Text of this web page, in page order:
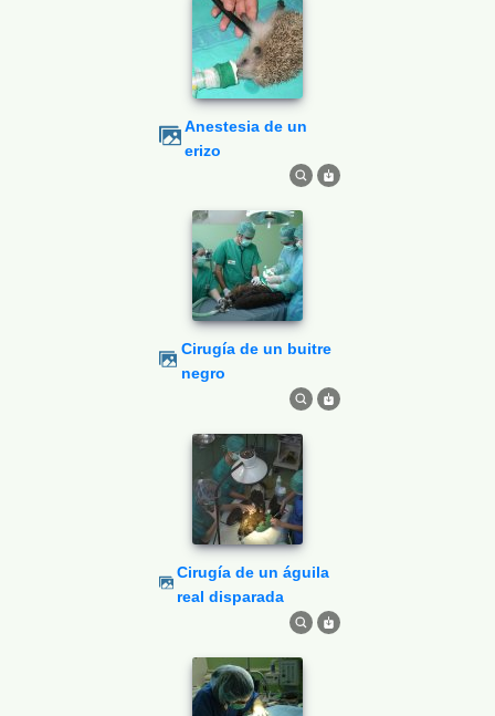
Anestesia de un
erizo
Cirugía de un buitre
negro
Cirugía de un águila
real disparada